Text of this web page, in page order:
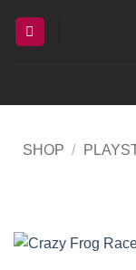
Inhalt
SHOP /